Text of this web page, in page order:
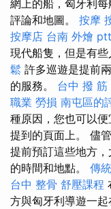
網上的船，匈牙利
評論和地圖。 按摩
按摩店 台南 外燴 ptt
現代船隻，但是有
鬆 許多巡遊是提前
的服務。 台中 撥
職業 勞損 南屯區的
種原因，您也可以
提到的頁面上。 儘
提前預訂這些地方
的時間和地點。 傳
台中 整骨 舒壓課程
方與匈牙利導遊一